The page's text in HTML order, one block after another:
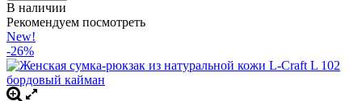
В наличии
Рекомендуем посмотреть
New!
-26%